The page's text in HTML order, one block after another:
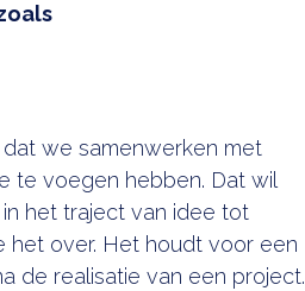
dat we samenwerken met
te voegen hebben. Dat wil
het traject van idee tot
het over. Het houdt voor een
de realisatie van een project.